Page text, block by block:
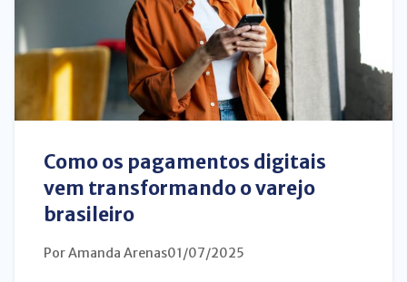
Como os pagamentos digitais
vem transformando o varejo
brasileiro
Por Amanda Arenas01/07/2025